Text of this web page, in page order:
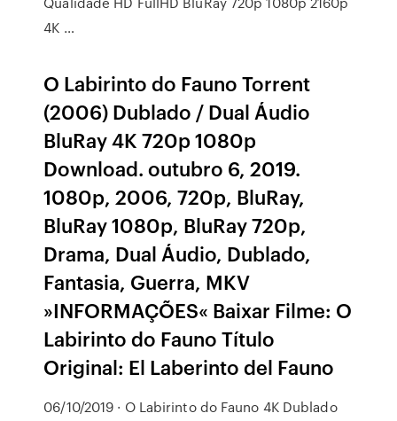
4K …
O Labirinto do Fauno Torrent
(2006) Dublado / Dual Áudio
BluRay 4K 720p 1080p
Download. outubro 6, 2019.
1080p, 2006, 720p, BluRay,
BluRay 1080p, BluRay 720p,
Drama, Dual Áudio, Dublado,
Fantasia, Guerra, MKV
»INFORMAÇÕES« Baixar Filme: O
Labirinto do Fauno Título
Original: El Laberinto del Fauno
06/10/2019 · O Labirinto do Fauno 4K Dublado